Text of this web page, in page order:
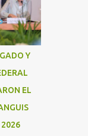
de
orientar
y
los
del
dieron
Y
EL
2026